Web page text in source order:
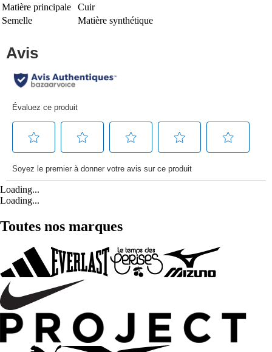
Matière principale
Cuir
Semelle
Matière synthétique
Loading...
Loading...
Toutes nos marques